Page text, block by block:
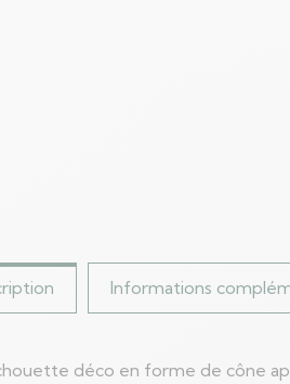
Informations
déco en forme de cône